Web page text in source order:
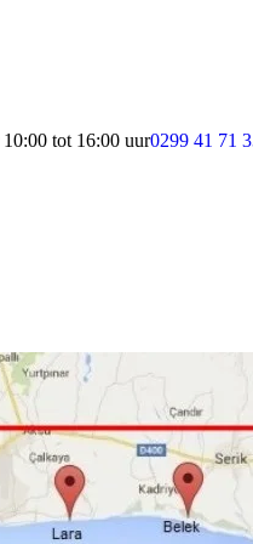
tot 16:00 uur0299 41 71